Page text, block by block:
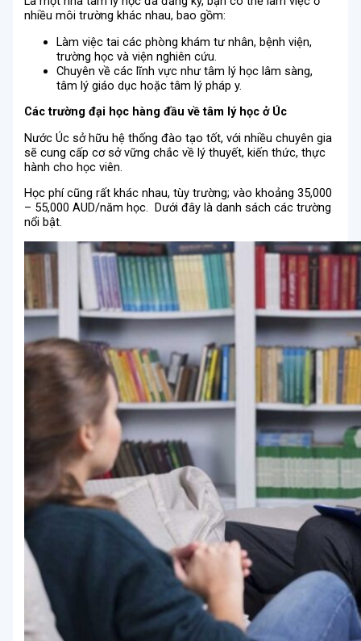
nhiều môi trường khác nhau, bao gồm:
Làm việc tai các phòng khám tư nhân, bệnh viện,
trường học và viện nghiên cứu.
Chuyên về các lĩnh vực như tâm lý học lâm sàng,
tâm lý giáo dục hoặc tâm lý pháp y.
Các trường đại học hàng đầu về tâm lý học ở Úc
Nước Úc sở hữu hệ thống đào tạo tốt, với nhiều chuyên gia
sẽ cung cấp cơ sở vững chắc về lý thuyết, kiến thức, thực
hành cho học viên.
Học phí cũng rất khác nhau, tùy trường; vào khoảng 35,000
– 55,000 AUD/năm học. Dưới đây là danh sách các trường
nổi bật.